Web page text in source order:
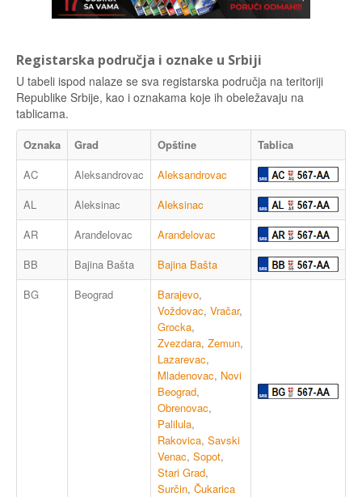
Registarska područja i oznake u Srbiji
U tabeli ispod nalaze se sva registarska područja na teritoriji
Republike Srbije, kao i oznakama koje ih obeležavaju na
tablicama.
Oznaka Grad Opštine
Tablica
AC
Aleksandrovac
Aleksandrovac
AL
Aleksinac
Aleksinac
AR
Aranđelovac
Aranđelovac
BB
Bajina Bašta
Bajina Bašta
BG
Beograd Barajevo,
Voždovac, Vračar,
Grocka,
Zvezdara, Zemun,
Lazarevac,
Mladenovac, Novi
Beograd,
Obrenovac,
Palilula,
Rakovica, Savski
Venac, Sopot,
Stari Grad,
Surčin, Čukarica